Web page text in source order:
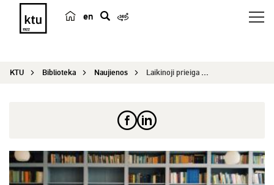
en
e
KTU Biblioteka Naujienos Laikinoji prieiga prie duomenų bazės STATISTA